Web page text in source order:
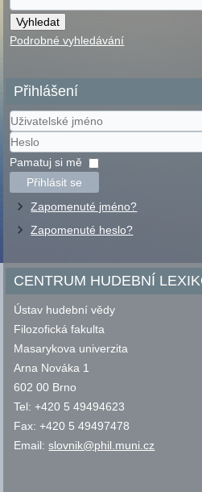
Podrobné vyhledávání
Přihlášení
Uživatelské
jméno
Heslo
Pamatuj si mě
Přihlásit se
Zapomenuté jméno?
Zapomenuté heslo?
CENTRUM HUDEBNÍ
Ústav hudební vědy
Filozofická fakulta
Masarykova univerzita
Arna Nováka 1
602 00 Brno
Tel: +420 5 49494623
Fax: +420 5 49497478
Email:slovnik@phil.muni.cz